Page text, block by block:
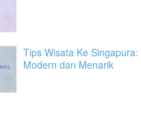
Tips Wisata Ke
Modern dan Menarik